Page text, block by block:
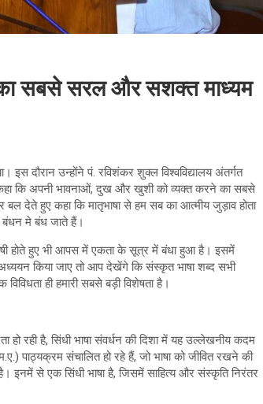
सबसे सरल और सशक्त माध्यम
इस दौरान उन्होंने पं. रविशंकर शुक्ल विश्वविद्यालय अंतर्गत
कि अपनी भावनाओं, दुख और खुशी को व्यक्त करने का सबसे
बल देते हुए कहा कि मातृभाषा से हम सब का आत्मीय जुड़ाव होता
मे बंध जाते हैं।
होते हुए भी आपस में एकता के सूत्र में बंधा हुआ है। इसमें
अध्ययन किया जाए तो आप देखेंगे कि संस्कृत भाषा शब्द सभी
ही हमारी सबसे बड़ी विशेषता है।
हो रही है, सिंधी भाषा संवर्धन की दिशा में यह उल्लेखनीय कदम
पाठ्यक्रम संचालित हो रहे हैं, जो भाषा को जीवित रखने की
इनमें से एक सिंधी भाषा है, जिसमें साहित्य और संस्कृति निरंतर